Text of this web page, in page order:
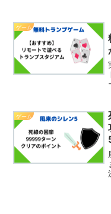
ゲーム
ゲーム